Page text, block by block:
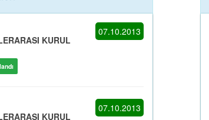
07.10.2013
KURUL
07.10.2013
KURUL